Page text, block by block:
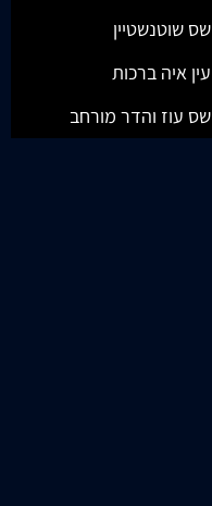
שס שוטנשטיין
עין איה ברכות
שס עוז והדר מורחב